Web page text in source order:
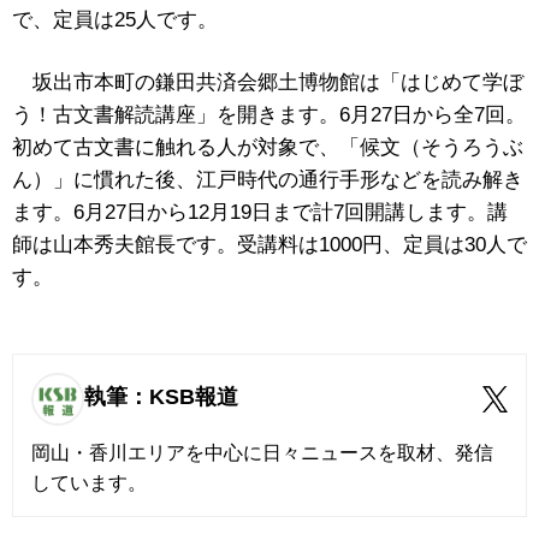
で、定員は25人です。
坂出市本町の鎌田共済会郷土博物館は 「はじめて学ぼ
う！古文書解読講座」を開きます。6月27日から全7回。
初めて古文書に触れる人が対象で、「候文（そうろうぶ
ん）」に慣れた後、江戸時代の通行手形などを読み解き
ます。6月27日から12月19日まで計7回開講します。講
師は山本秀夫館長です。受講料は1000円、定員は30人で
す。
執筆：KSB報道
岡山・香川エリアを中心に日々ニュースを取材、発信
しています。